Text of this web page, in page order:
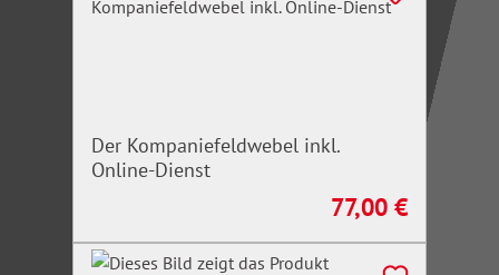
Der Kompaniefeldwebel inkl.
Online-Dienst
Regulärer Preis:
77,00 €